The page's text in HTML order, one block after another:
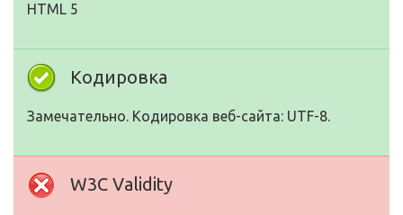
HTML 5
Кодировка
Замечательно. Кодировка веб-сайта: UTF-8.
W3C Validity